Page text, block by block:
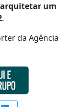
arquitetar um
.
da Agência